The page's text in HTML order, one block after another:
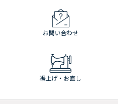
お問い合わせ
裾上げ・お直し